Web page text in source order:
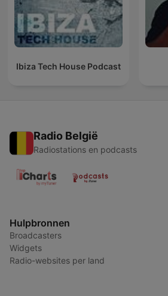
Ibiza Tech House Podcast
Radio België
Radiostations en podcasts
Hulpbronnen
Broadcasters
Widgets
Radio-websites per land